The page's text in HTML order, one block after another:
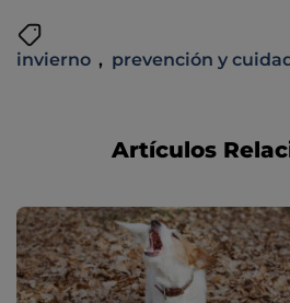
invierno , prevención y
Artículos